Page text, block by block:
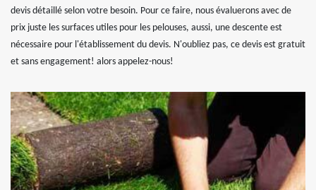
devis détaillé selon votre besoin. Pour ce faire, nous évaluerons avec de
prix juste les surfaces utiles pour les pelouses, aussi, une descente est
nécessaire pour l'établissement du devis. N'oubliez pas, ce devis est gratuit
et sans engagement! alors appelez-nous!